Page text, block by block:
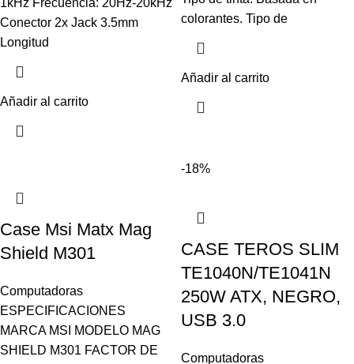
1kHz Frecuencia: 20Hz-20kHz
Conector 2x Jack 3.5mm
Longitud
Añadir al carrito
colorantes. Tipo de
Añadir al carrito
Case Msi Matx Mag
Shield M301
Computadoras
ESPECIFICACIONES
MARCA MSI MODELO MAG
SHIELD M301 FACTOR DE
-18%
CASE TEROS SLIM
TE1040N/TE1041N
250W ATX, NEGRO,
USB 3.0
Computadoras